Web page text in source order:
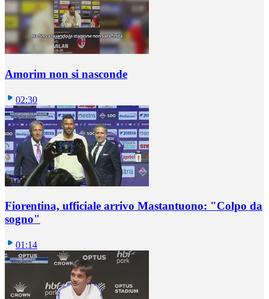
Amorim non si nasconde
02:30
Fiorentina, ufficiale arrivo Mastantuono: "Colpo da
sogno"
01:14